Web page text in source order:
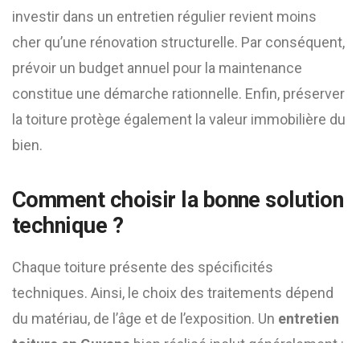
investir dans un entretien régulier revient moins
cher qu’une rénovation structurelle. Par conséquent,
prévoir un budget annuel pour la maintenance
constitue une démarche rationnelle. Enfin, préserver
la toiture protège également la valeur immobilière du
bien.
Comment choisir la bonne solution
technique ?
Chaque toiture présente des spécificités
techniques. Ainsi, le choix des traitements dépend
du matériau, de l’âge et de l’exposition. Un entretien